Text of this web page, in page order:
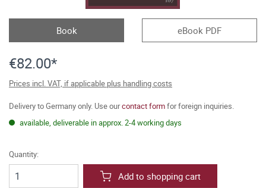
Book eBook PDF
€82.00*
Prices incl. VAT, if applicable plus handling costs
Delivery to Germany only. Use ourcontact formfor foreign inquiries.
available, deliverable in approx. 2-4 working days
Quantity:
Add to shopping cart